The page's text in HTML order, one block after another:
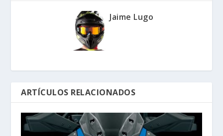
Jaime Lugo
ARTÍCULOS RELACIONADOS